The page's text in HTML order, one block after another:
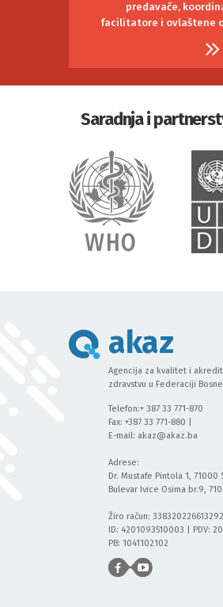
predavače,
facilitatore i ovlaštene
Saradnja i
akaz
Agencija za kvalitet i
zdravstvu u Federaciji
Telefon:+ 387 33 771-870
Fax: +387 33 771-880 |
E-mail: akaz@akaz.ba
Adrese:
Dr. Mustafe Pintola 1,
Bulevar Ivice Osima br.9,
Žiro račun:
ID: 4201093510003 | PDV:
PB: 1041102102